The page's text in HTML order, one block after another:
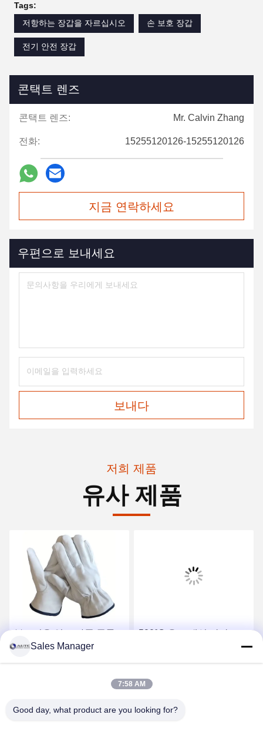
Tags:
저항하는 장갑을 자르십시오
손 보호 장갑
전기 안전 장갑
콘택트 렌즈
콘택트 렌즈: Mr. Calvin Zhang
전화: 15255120126-15255120126
지금 연락하세요
우편으로 보내세요
보내다
저희 제품
유사 제품
부드러운 염소 가죽 곡물
가죽 운전용 PPE 건설 산
업용 안전 장갑
최상의 가격을 얻으세요
500°C 온도 내성 장갑
1000°C 방사선 내성 열 내
성 장갑 보호 장갑
최상의 가격을 얻으세요
Sales Manager
7:58 AM
Good day, what product are you looking for?